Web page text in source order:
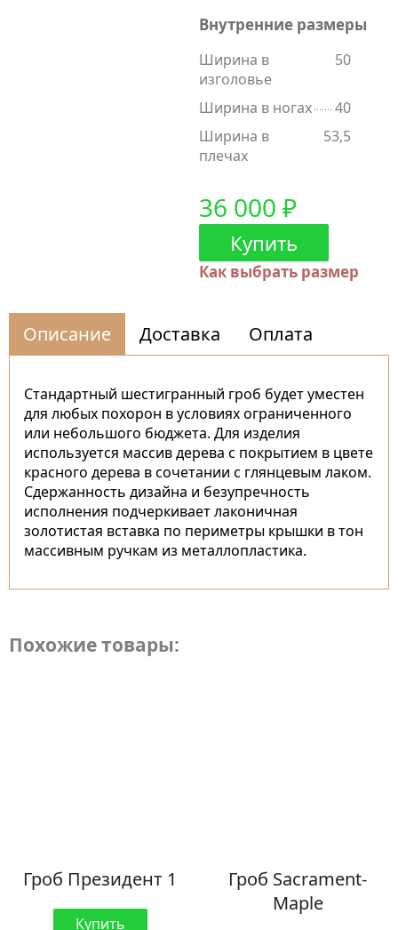
Внутренние размеры
Ширина в
изголовье
50
Ширина в ногах
40
Ширина в
плечах
53,5
36 000 ₽
Купить
Как выбрать размер
Описание Доставка Оплата
Стандартный шестигранный гроб будет уместен
для любых похорон в условиях ограниченного
или небольшого бюджета. Для изделия
используется массив дерева с покрытием в цвете
красного дерева в сочетании с глянцевым лаком.
Сдержанность дизайна и безупречность
исполнения подчеркивает лаконичная
золотистая вставка по периметры крышки в тон
массивным ручкам из металлопластика.
Похожие товары:
Гроб Президент 1
Купить
Гроб Sacrament-
Maple